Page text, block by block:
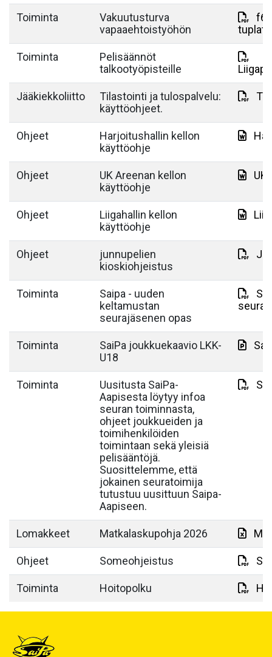
Toiminta
Vakuutusturva
vapaaehtoistyöhön
Toiminta
Pelisäännöt
talkootyöpisteille
Jääkiekkoliitto
Tilastointi ja tulospalvelu:
käyttöohjeet.
Ohjeet
Harjoitushallin kellon
käyttöohje
Ohjeet
UK Areenan kellon
käyttöohje
UK
Ohjeet
Liigahallin kellon
käyttöohje
Ohjeet
junnupelien
kioskiohjeistus
Toiminta
Saipa - uuden
keltamustan
seurajäsenen opas
Toiminta
SaiPa joukkuekaavio LKK-
U18
Toiminta
Uusitusta SaiPa-
Aapisesta löytyy infoa
seuran toiminnasta,
ohjeet joukkueiden ja
toimihenkilöiden
toimintaan sekä yleisiä
pelisääntöjä.
Suosittelemme, että
jokainen seuratoimija
tutustuu uusittuun Saipa-
Aapiseen.
Lomakkeet Matkalaskupohja 2026
Ohjeet Someohjeistus
Toiminta Hoitopolku